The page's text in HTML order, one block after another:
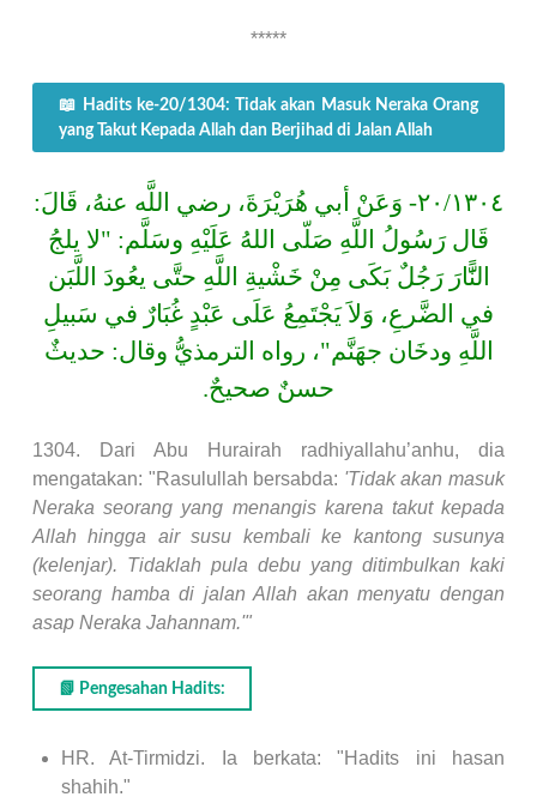
*****
📖 Hadits ke-20/1304: Tidak akan Masuk Neraka Orang
yang Takut Kepada Allah dan Berjihad di Jalan Allah
٢٠/١٣٠٤- وَعَنْ أبي هُرَيْرَةَ، رضي اللَّه عنهُ، قَالَ:
قَال رَسُولُ اللَّهِ صَلّى اللهُ عَلَيْهِ وسَلَّم: "لا يلجُ
النًَّارَ رَجُلٌ بَكَى مِنْ خَشْيةِ اللَّهِ حتَّى يعُودَ اللَّبَن
في الضَّرعِ، وَلاَ يَجْتَمِعُ عَلَى عَبْدٍ غُبَارٌ في سَبيلِ
اللَّهِ ودخَان جهَنَّم"، رواه الترمذيُّ وقال: حديثٌ
حسنٌ صحيحٌ.
1304. Dari Abu Hurairah radhiyallahu’anhu, dia
mengatakan: "Rasulullah bersabda: 'Tidak akan masuk
Neraka seorang yang menangis karena takut kepada
Allah hingga air susu kembali ke kantong susunya
(kelenjar). Tidaklah pula debu yang ditimbulkan kaki
seorang hamba di jalan Allah akan menyatu dengan
asap Neraka Jahannam.'"
📗 Pengesahan Hadits:
HR. At-Tirmidzi. Ia berkata: "Hadits ini hasan
shahih."